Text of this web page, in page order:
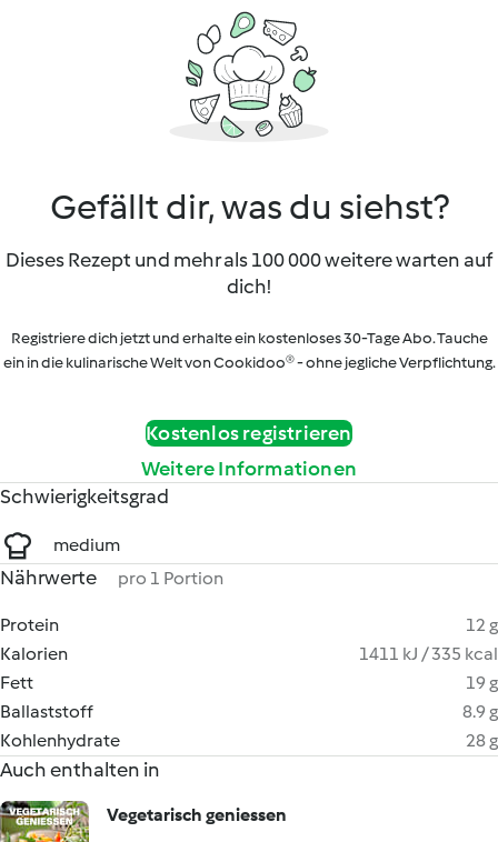
Gefällt dir, was du siehst?
Dieses Rezept und mehr als 100 000 weitere warten auf
dich!
Registriere dich jetzt und erhalte ein kostenloses 30-Tage Abo. Tauche
ein in die kulinarische Welt von Cookidoo® - ohne jegliche Verpflichtung.
Kostenlos registrieren
Weitere Informationen
Schwierigkeitsgrad
medium
Nährwerte pro 1 Portion
Protein
12 g
Kalorien
1411 kJ / 335 kcal
Fett
19 g
Ballaststoff
8.9 g
Kohlenhydrate
28 g
Auch enthalten in
Vegetarisch geniessen